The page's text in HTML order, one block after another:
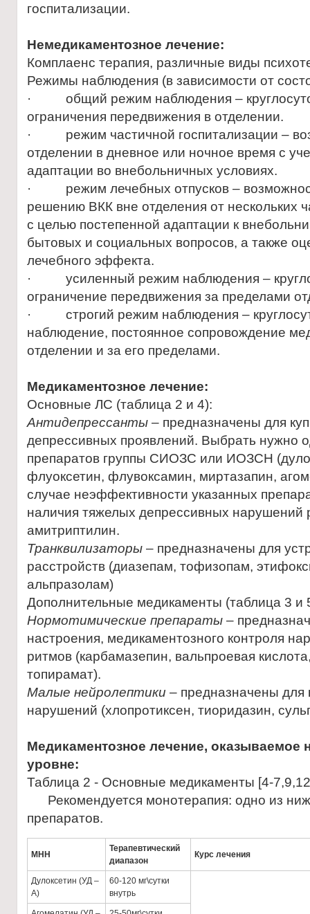
госпитализации.
Немедикаментозное лечение:
Комплаенс терапия, различные виды
Режимы наблюдения (в зависимости от
· общий режим наблюдения –
ограничения передвижения в отделении.
· режим частичной госпитализации –
отделении в дневное или ночное время с
адаптации во внебольничных условиях.
· режим лечебных отпусков –
решению ВКК вне отделения от нескольких
с целью постепенной адаптации к
бытовых и социальных вопросов, а также
лечебного эффекта.
· усиленный режим наблюдения –
ограничение передвижения за пределами
· строгий режим наблюдения –
наблюдение, постоянное сопровождение
отделении и за его пределами.
Медикаментозное лечение:
Основные ЛС (таблица 2 и 4):
Антидепрессанты – предназначены для
депрессивных проявлений. Выбрать нужно
препаратов группы СИОЗС или ИОЗСН
флуоксетин, флувоксамин, миртазапин,
случае неэффективности указанных
наличия тяжелых депрессивных нарушений
амитриптилин.
Транквилизаторы – предназначены для
расстройств (диазепам, тофизопам,
альпразолам)
Дополнительные медикаменты (таблица 3 и
Нормотимические препараты –
настроения, медикаментозного контроля
ритмов (карбамазепин, вальпроевая
топирамат).
Малые нейролептики – предназначены для
нарушений (хлопротиксен, тиоридазин,
Медикаментозное лечение, оказываемое
уровне:
Таблица 2 - Основные медикаменты [4-
Рекомендуется монотерапия: одно из
препаратов.
МНН
Терапевтический
диапазон
Курс лечения
Дулоксетин (УД –
А)
60-120 мг\сутки
внутрь